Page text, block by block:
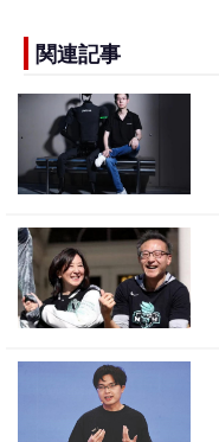
e
b
o
o
k
関連記事